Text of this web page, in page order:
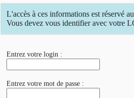
L'accès à ces informations est réservé
Vous devez vous identifier avec votre
Entrez votre login :
Entrez votre mot de passe :